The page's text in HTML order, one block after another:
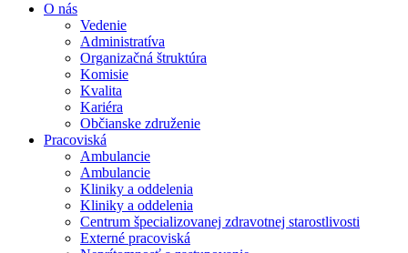
O nás
Vedenie
Administratíva
Organizačná štruktúra
Komisie
Kvalita
Kariéra
Občianske združenie
Pracoviská
Ambulancie
Ambulancie
Kliniky a oddelenia
Kliniky a oddelenia
Centrum špecializovanej zdravotnej starostlivosti
Externé pracoviská